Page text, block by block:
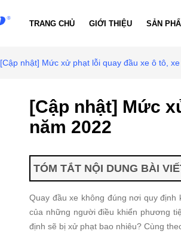
TRANG CHỦ GIỚI THIỆU SẢN
[Cập nhật] Mức xử phạt lỗi quay đầu xe ô tô,
[Cập nhật] Mức
năm 2022
TÓM TẮT NỘI DUNG BÀI
Quay đầu xe không đúng nơi quy
của những người điều khiển phương
định sẽ bị xử phạt bao nhiêu? Cùng